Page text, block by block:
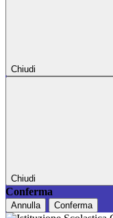
Chiudi
Chiudi
Conferma
Annulla Conferma